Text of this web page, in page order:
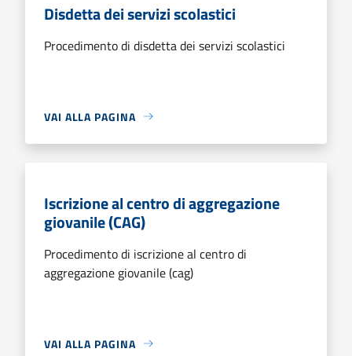
Disdetta dei servizi scolastici
Procedimento di disdetta dei servizi scolastici
VAI ALLA PAGINA
Iscrizione al centro di aggregazione
giovanile (CAG)
Procedimento di iscrizione al centro di
aggregazione giovanile (cag)
VAI ALLA PAGINA